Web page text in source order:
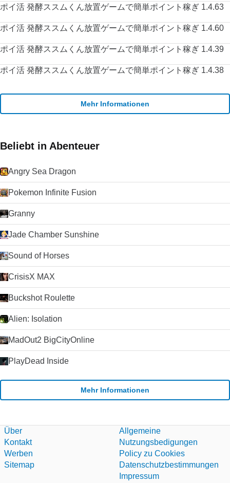
ポイ活 発酵ススムくん放置ゲームで簡単ポイント稼ぎ 1.4.63
ポイ活 発酵ススムくん放置ゲームで簡単ポイント稼ぎ 1.4.60
ポイ活 発酵ススムくん放置ゲームで簡単ポイント稼ぎ 1.4.39
ポイ活 発酵ススムくん放置ゲームで簡単ポイント稼ぎ 1.4.38
Mehr Informationen
Beliebt in Abenteuer
Angry Sea Dragon
Pokemon Infinite Fusion
Granny
Jade Chamber Sunshine
Sound of Horses
CrisisX MAX
Buckshot Roulette
Alien: Isolation
MadOut2 BigCityOnline
PlayDead Inside
Mehr Informationen
Über
Kontakt
Werben
Sitemap
Allgemeine
Nutzungsbedigungen
Policy zu Cookies
Datenschutzbestimmungen
Impressum